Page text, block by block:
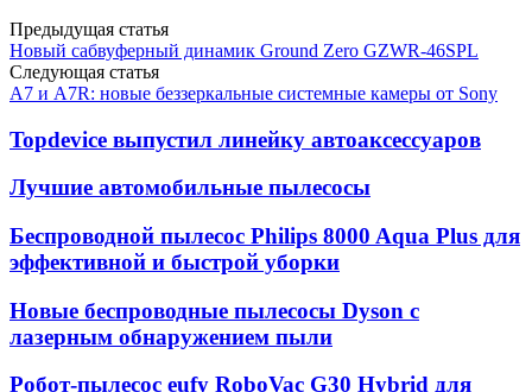
Предыдущая статья
Новый сабвуферный динамик Ground Zero GZWR-46SPL
Следующая статья
A7 и A7R: новые беззеркальные системные камеры от Sony
Topdevice выпустил линейку автоаксессуаров
Лучшие автомобильные пылесосы
Беспроводной пылесос Philips 8000 Aqua Plus для
эффективной и быстрой уборки
Новые беспроводные пылесосы Dyson с
лазерным обнаружением пыли
Робот-пылесос eufy RoboVac G30 Hybrid для